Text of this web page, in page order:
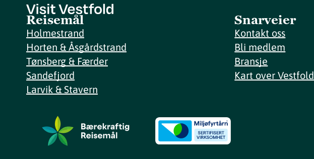
Reisemål
Holmestrand
Horten & Åsgårdstrand
Tønsberg & Færder
Sandefjord
Larvik & Stavern
Snarveier
Kontakt oss
Bli medlem
Bransje
Kart over Vestfold